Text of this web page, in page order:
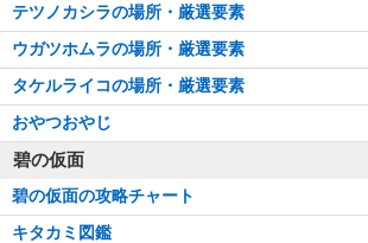
テツノカシラの場所・厳選要素
ウガツホムラの場所・厳選要素
タケルライコの場所・厳選要素
おやつおやじ
碧の仮面
碧の仮面の攻略チャート
キタカミ図鑑